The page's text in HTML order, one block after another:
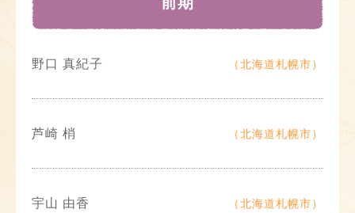
野口 真紀子 （北海道札幌市）
芦崎 梢 （北海道札幌市）
宇山 由香 （北海道札幌市）